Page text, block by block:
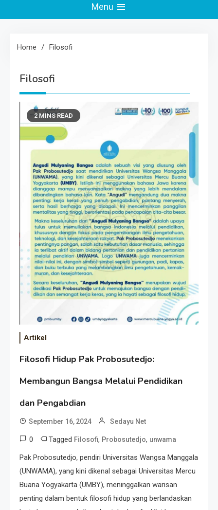
Menu
Home Filosofi
Filosofi
2 MINS READ
Artikel
Filosofi Hidup Pak Probosutedjo:
Membangun Bangsa Melalui Pendidikan
dan Pengabdian
September 16, 2024 Sedayu Net
0 Tagged Filosofi, Probosutedjo, unwama
Pak Probosutedjo, pendiri Universitas Wangsa Manggala
(UNWAMA), yang kini dikenal sebagai Universitas Mercu
Buana Yogyakarta (UMBY), meninggalkan warisan
penting dalam bentuk filosofi hidup yang berlandaskan